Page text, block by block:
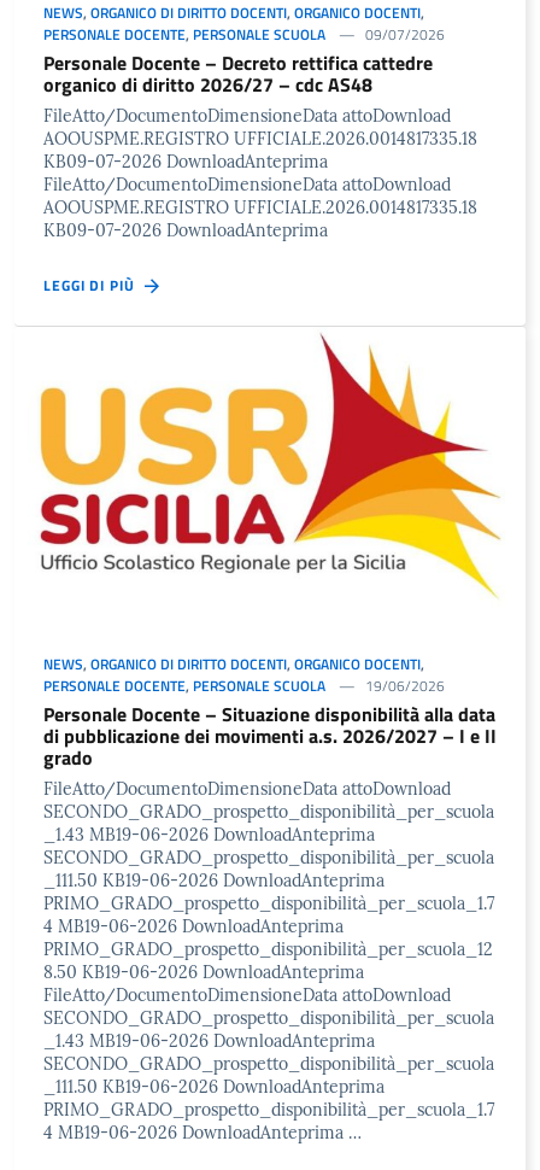
NEWS, ORGANICO DI DIRITTO DOCENTI, ORGANICO DOCENTI,
PERSONALE DOCENTE, PERSONALE SCUOLA 09/07/2026
Personale Docente – Decreto rettifica cattedre
organico di diritto 2026/27 – cdc AS48
FileAtto/DocumentoDimensioneData attoDownload
AOOUSPME.REGISTRO UFFICIALE.2026.0014817335.18
KB09-07-2026 DownloadAnteprima
FileAtto/DocumentoDimensioneData attoDownload
AOOUSPME.REGISTRO UFFICIALE.2026.0014817335.18
KB09-07-2026 DownloadAnteprima
LEGGI DI PIÙ
NEWS, ORGANICO DI DIRITTO DOCENTI, ORGANICO DOCENTI,
PERSONALE DOCENTE, PERSONALE SCUOLA 19/06/2026
Personale Docente – Situazione disponibilità alla data
di pubblicazione dei movimenti a.s. 2026/2027 – I e II
grado
FileAtto/DocumentoDimensioneData attoDownload
SECONDO_GRADO_prospetto_disponibilità_per_scuola
_1.43 MB19-06-2026 DownloadAnteprima
SECONDO_GRADO_prospetto_disponibilità_per_scuola
_111.50 KB19-06-2026 DownloadAnteprima
PRIMO_GRADO_prospetto_disponibilità_per_scuola_1.7
4 MB19-06-2026 DownloadAnteprima
PRIMO_GRADO_prospetto_disponibilità_per_scuola_12
8.50 KB19-06-2026 DownloadAnteprima
FileAtto/DocumentoDimensioneData attoDownload
SECONDO_GRADO_prospetto_disponibilità_per_scuola
_1.43 MB19-06-2026 DownloadAnteprima
SECONDO_GRADO_prospetto_disponibilità_per_scuola
_111.50 KB19-06-2026 DownloadAnteprima
PRIMO_GRADO_prospetto_disponibilità_per_scuola_1.7
4 MB19-06-2026 DownloadAnteprima …